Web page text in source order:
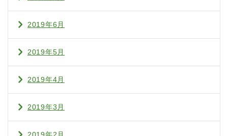
2019年6月
2019年5月
2019年4月
2019年3月